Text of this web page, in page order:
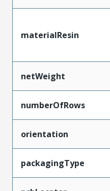
materialResin
netWeight
numberOfRows
orientation
packagingType